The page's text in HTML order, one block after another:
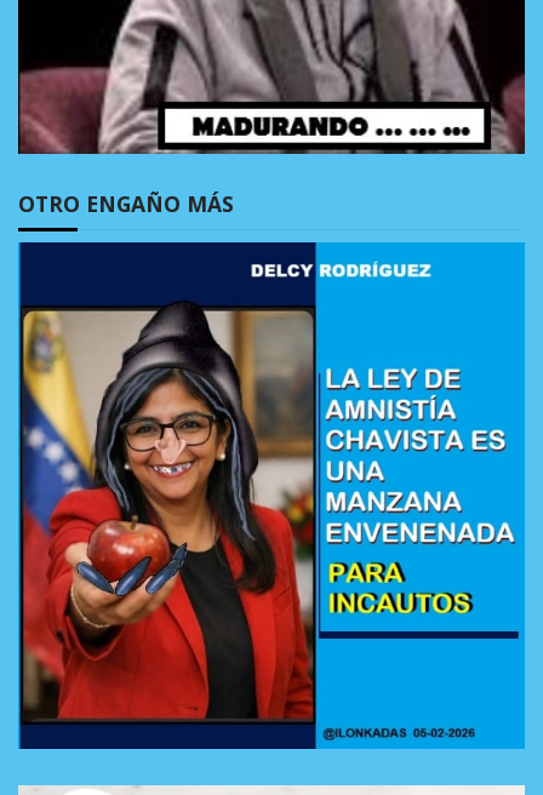
OTRO ENGAÑO MÁS